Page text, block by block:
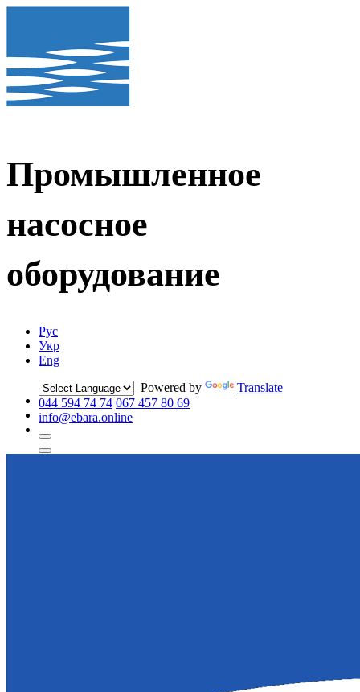
Промышленное
насосное
оборудование
Рус
Укр
Eng
Powered by
Translate
044 594 74 74 067 457 80 69
info@ebara.online